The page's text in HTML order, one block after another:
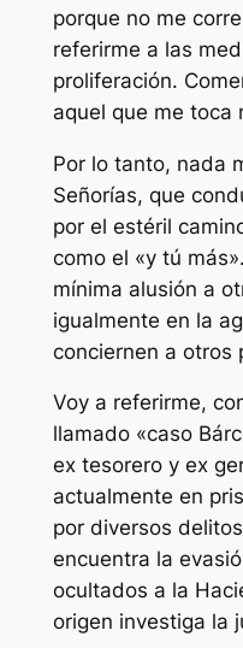
porque no me
referirme a las
proliferación.
aquel que me toca
Por lo tanto, nada
Señorías, que
por el estéril
como el «y tú
mínima alusión a
igualmente en la
conciernen a otros
Voy a referirme,
llamado «caso
ex tesorero y ex
actualmente en
por diversos
encuentra la
ocultados a la
origen investiga la